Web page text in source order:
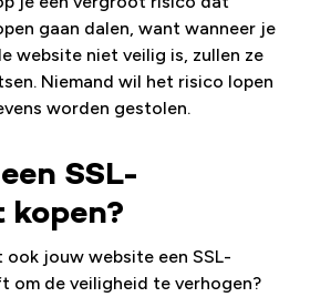
gaan dalen, want wanneer je
website niet veilig is, zullen ze
Niemand wil het risico lopen
worden gestolen.
SSL-
jouw website een SSL-
om de veiligheid te verhogen?